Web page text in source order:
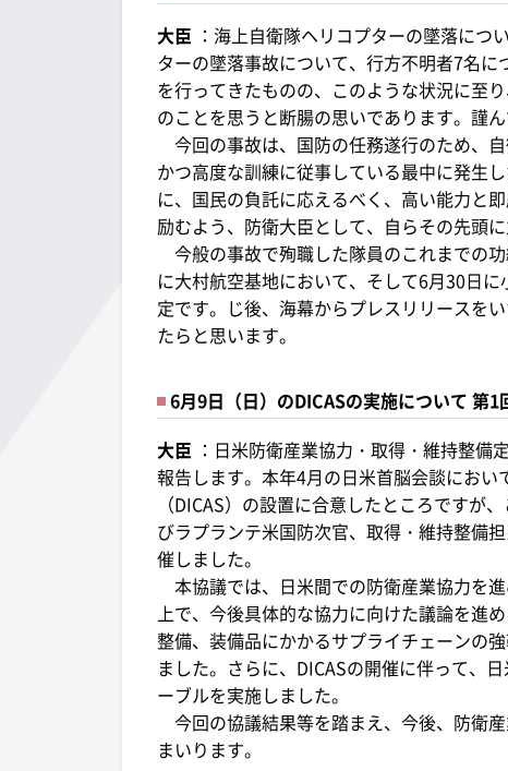
大臣 ：海上自衛隊ヘリコプターの墜落に
ターの墜落事故について、行方不明者7名
を行ってきたものの、このような状況に至
のことを思うと断腸の思いであります。謹
今回の事故は、国防の任務遂行のため、
かつ高度な訓練に従事している最中に発生
に、国民の負託に応えるべく、高い能力と
励むよう、防衛大臣として、自らその先頭
今般の事故で殉職した隊員のこれまでの
に大村航空基地において、そして6月30日
定です。じ後、海幕からプレスリリースを
たらと思います。
6月9日（日）のDICASの実施について 第1
大臣 ：日米防衛産業協力・取得・維持整備
報告します。本年4月の日米首脳会談にお
（DICAS）の設置に合意したところですが
びラプランテ米国防次官、取得・維持整備
催しました。
本協議では、日米間での防衛産業協力を
上で、今後具体的な協力に向けた議論を進
整備、装備品にかかるサプライチェーンの
ました。さらに、DICASの開催に伴って、
ーブルを実施しました。
今回の協議結果等を踏まえ、今後、防衛
まいります。